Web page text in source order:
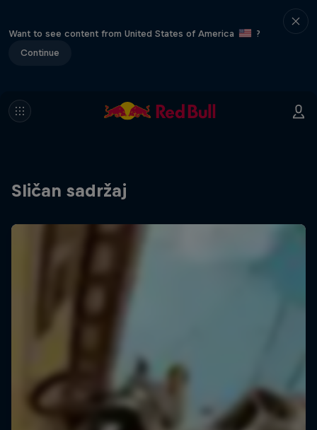
Want to see content from United States of America
?
Continue
Sličan sadržaj